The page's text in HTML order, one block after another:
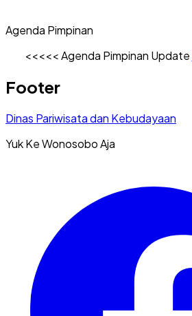
Agenda Pimpinan
<<<<< Agenda Pimpinan Update
Footer
Dinas Pariwisata dan Kebudayaan
Yuk Ke Wonosobo Aja